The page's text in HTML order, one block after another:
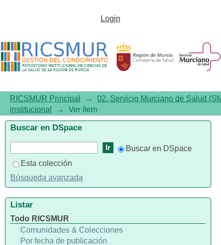
Guía práctica clínica. Actuación
maltratadas por su pareja
Login
RICSMUR Principal →
02. Servicio Murciano de Salud
institucional
→ Ver ítem
Buscar en DSpace
Buscar en DSpace
Esta colección
Búsqueda avanzada
Listar
Todo RICSMUR
Comunidades & Colecciones
Por fecha de publicación